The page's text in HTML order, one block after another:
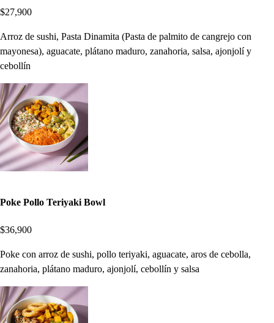
$27,900
Arroz de sushi, Pasta Dinamita (Pasta de palmito de cangrejo con
mayonesa), aguacate, plátano maduro, zanahoria, salsa, ajonjolí y
cebollín
Poke Pollo Teriyaki Bowl
$36,900
Poke con arroz de sushi, pollo teriyaki, aguacate, aros de cebolla,
zanahoria, plátano maduro, ajonjolí, cebollín y salsa